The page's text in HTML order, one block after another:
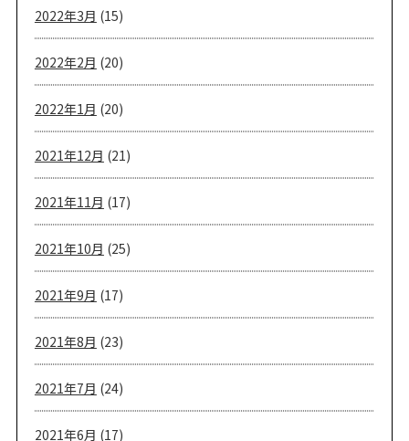
2022年3月 (15)
2022年2月 (20)
2022年1月 (20)
2021年12月 (21)
2021年11月 (17)
2021年10月 (25)
2021年9月 (17)
2021年8月 (23)
2021年7月 (24)
2021年6月 (17)